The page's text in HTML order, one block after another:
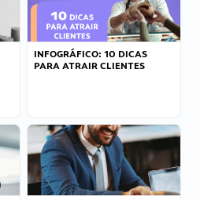
INFOGRÁFICO: 10 DICAS
PARA ATRAIR CLIENTES